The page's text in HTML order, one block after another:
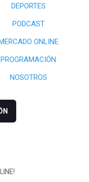
DEPORTES
PODCAST
ONLINE
PROGRAMACIÓN
NOSOTROS